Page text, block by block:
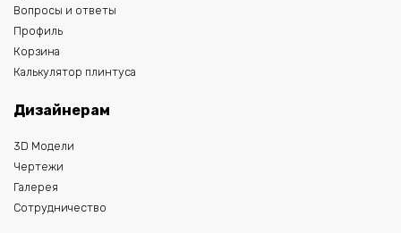
Вопросы и ответы
Профиль
Корзина
Калькулятор плинтуса
Дизайнерам
3D Модели
Чертежи
Галерея
Сотрудничество